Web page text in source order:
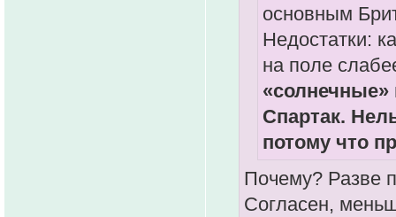
основным
Недостатки:
на поле
Спартак.
потому что
Почему? Разве
Согласен,